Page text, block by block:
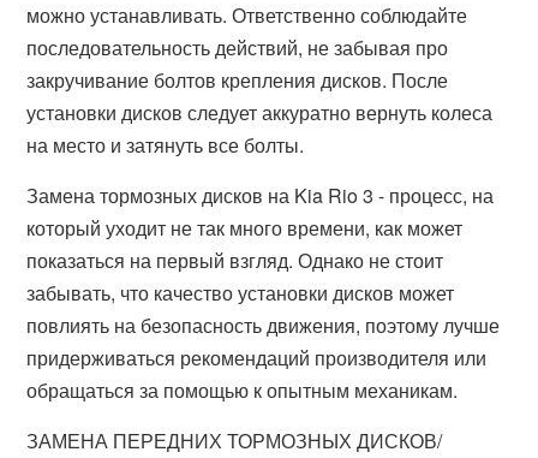
можно устанавливать. Ответственно соблюдайте
последовательность действий, не забывая про
закручивание болтов крепления дисков. После
установки дисков следует аккуратно вернуть колеса
на место и затянуть все болты.
Замена тормозных дисков на Kia Rio 3 - процесс, на
который уходит не так много времени, как может
показаться на первый взгляд. Однако не стоит
забывать, что качество установки дисков может
повлиять на безопасность движения, поэтому лучше
придерживаться рекомендаций производителя или
обращаться за помощью к опытным механикам.
ЗАМЕНА ПЕРЕДНИХ ТОРМОЗНЫХ ДИСКОВ/